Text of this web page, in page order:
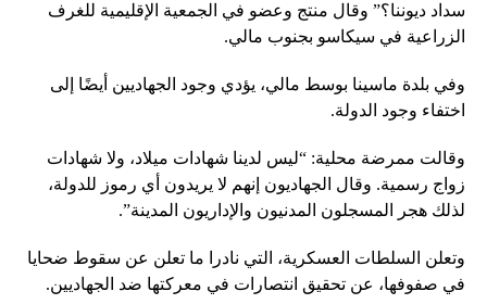
سداد ديوننا؟” وقال منتج وعضو في الجمعية الإقليمية للغرف
الزراعية في سيكاسو بجنوب مالي.
وفي بلدة ماسينا بوسط مالي، يؤدي وجود الجهاديين أيضًا إلى
اختفاء وجود الدولة.
وقالت ممرضة محلية: “ليس لدينا شهادات ميلاد، ولا شهادات
زواج رسمية. وقال الجهاديون إنهم لا يريدون أي رموز للدولة،
لذلك هجر المسجلون المدنيون والإداريون المدينة”.
وتعلن السلطات العسكرية، التي نادرا ما تعلن عن سقوط ضحايا
في صفوفها، عن تحقيق انتصارات في معركتها ضد الجهاديين.